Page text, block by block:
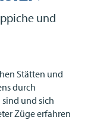
und
Stätten und
durch
und sich
Züge erfahren